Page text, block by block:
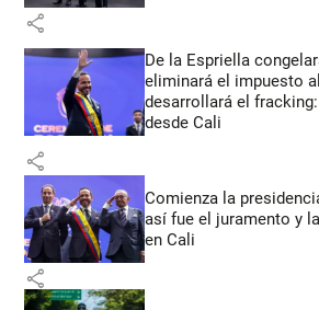
share
De la Espriella
eliminará el impuesto
desarrollará el
desde Cali
share
Comienza la
así fue el juramento y
en Cali
share